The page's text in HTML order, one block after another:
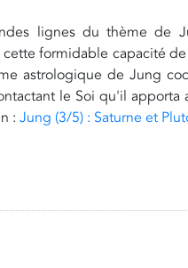
lignes du thème de
formidable capacité
astrologique de Jung
le Soi qu'il
:Jung (3/5) : Saturne et